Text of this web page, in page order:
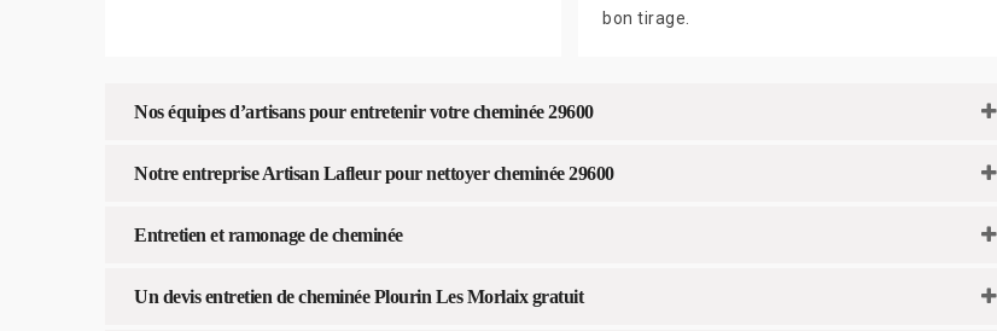
bon tirage.
Nos équipes d’artisans pour entretenir votre cheminée 29600
Notre entreprise Artisan Lafleur pour nettoyer cheminée 29600
Entretien et ramonage de cheminée
Un devis entretien de cheminée Plourin Les Morlaix gratuit